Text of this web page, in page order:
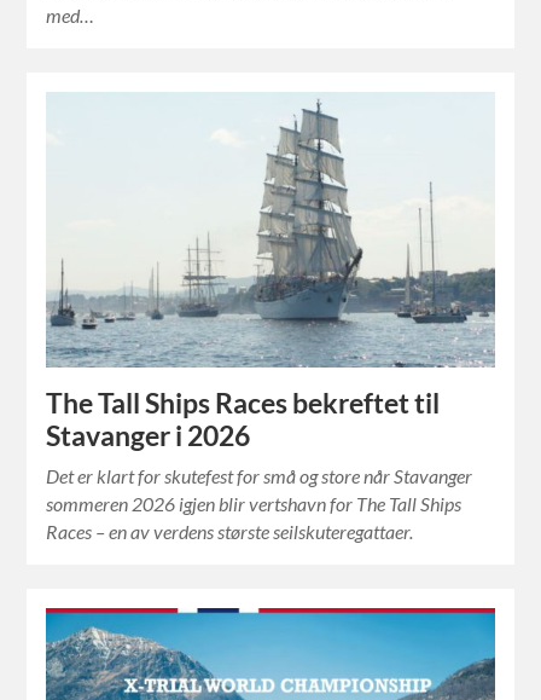
med…
The Tall Ships Races bekreftet til
Stavanger i 2026
Det er klart for skutefest for små og store når Stavanger
sommeren 2026 igjen blir vertshavn for The Tall Ships
Races – en av verdens største seilskuteregattaer.